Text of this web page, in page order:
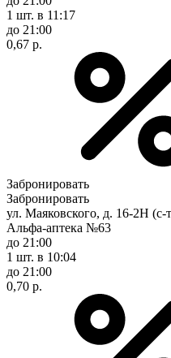
1 шт. в 11:17
до 21:00
0,67 р.
Забронировать
Забронировать
ул. Маяковского, д. 16-2Н
Альфа-аптека №63
до 21:00
1 шт. в 10:04
до 21:00
0,70 р.